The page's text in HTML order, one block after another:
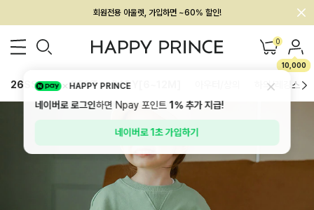
회원전용 아울렛, 가입하면 ~60% 할인!
멤버십 최대 28,000원 혜택 0
10,000
26SS 신상 BEST BABY[6~12M] 하의/레깅스
HAPPY PRINCE
네이버로 로그인하면 Npay 포인트1%추가 지급!
네이버로 1초 가입하기